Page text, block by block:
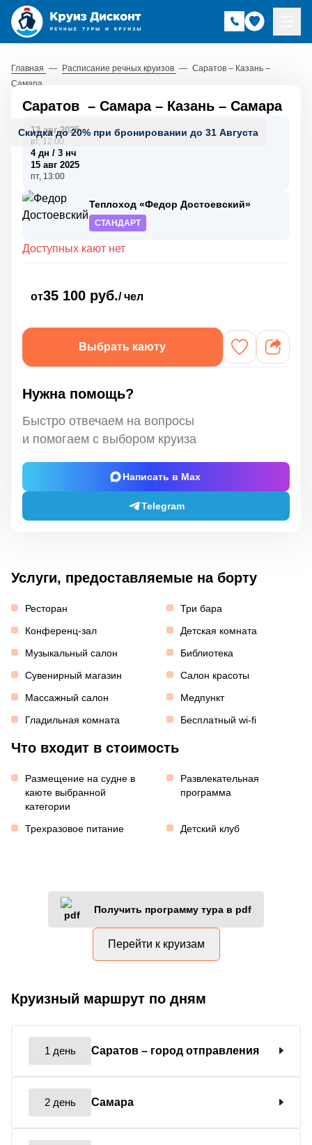
Главная — Расписание речных круизов — Саратов – Казань –
Самара
Скидка до 20% при бронировании до 31 Августа
Саратов – Самара– Казань – Самара
12 авг 2025
вт, 12:00
4 дн / 3 нч
15 авг 2025
пт, 13:00
Теплоход «Федор Достоевский»
СТАНДАРТ
Доступных кают нет
от35 100 руб./ чел
Выбрать каюту
Нужна помощь?
Быстро отвечаем на вопросы
и помогаем с выбором круиза
Написать в Max
Telegram
Услуги, предоставляемые на борту
Ресторан
Три бара
Конференц-зал
Детская комната
Музыкальный салон
Библиотека
Сувенирный магазин
Салон красоты
Массажный салон
Медпункт
Гладильная комната
Бесплатный wi-fi
Что входит в стоимость
Размещение на судне в
каюте выбранной
категории
Развлекательная
программа
Трехразовое питание Детский клуб
Получить программу тура в pdf
Перейти к круизам
Круизный маршрут по дням
1 день Саратов – город отправления
2 день Самара